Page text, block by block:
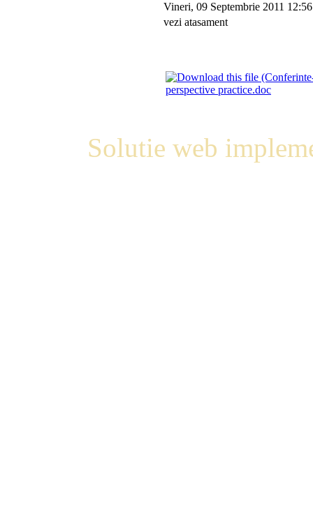
Vineri, 09 Septembrie 2011 12:56
vezi atasament
perspective practice.doc
Solutie web